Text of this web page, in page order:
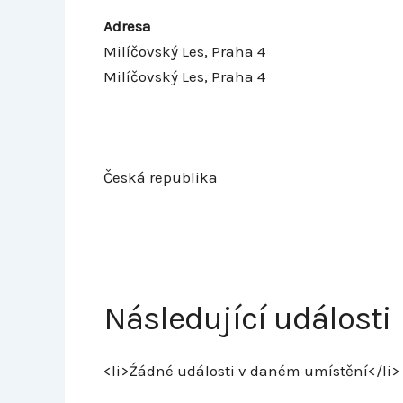
Adresa
Milíčovský Les, Praha 4
Milíčovský Les, Praha 4
Česká republika
Následující události
<li>Źádné události v daném umístění</li>